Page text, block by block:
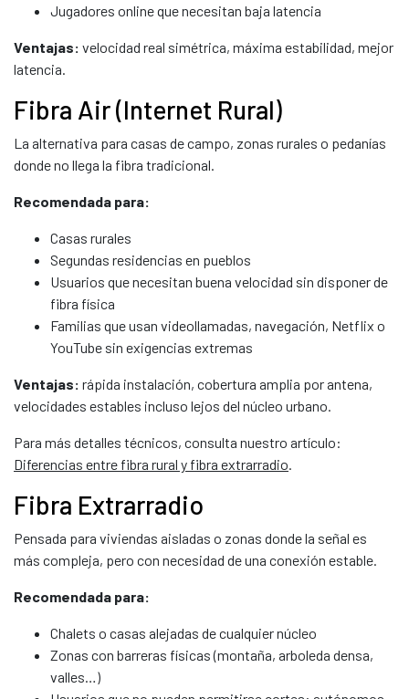
Jugadores online que necesitan baja latencia
Ventajas: velocidad real simétrica, máxima estabilidad, mejor
latencia.
Fibra Air (Internet Rural)
La alternativa para casas de campo, zonas rurales o pedanías
donde no llega la fibra tradicional.
Recomendada para:
Casas rurales
Segundas residencias en pueblos
Usuarios que necesitan buena velocidad sin disponer de
fibra física
Familias que usan videollamadas, navegación, Netflix o
YouTube sin exigencias extremas
Ventajas: rápida instalación, cobertura amplia por antena,
velocidades estables incluso lejos del núcleo urbano.
Para más detalles técnicos, consulta nuestro artículo:
Diferencias entre fibra rural y fibra extrarradio.
Fibra Extrarradio
Pensada para viviendas aisladas o zonas donde la señal es
más compleja, pero con necesidad de una conexión estable.
Recomendada para:
Chalets o casas alejadas de cualquier núcleo
Zonas con barreras físicas (montaña, arboleda densa,
valles…)